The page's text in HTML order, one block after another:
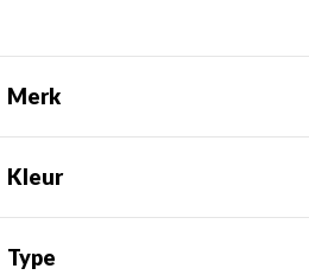
Merk
Kleur
Type